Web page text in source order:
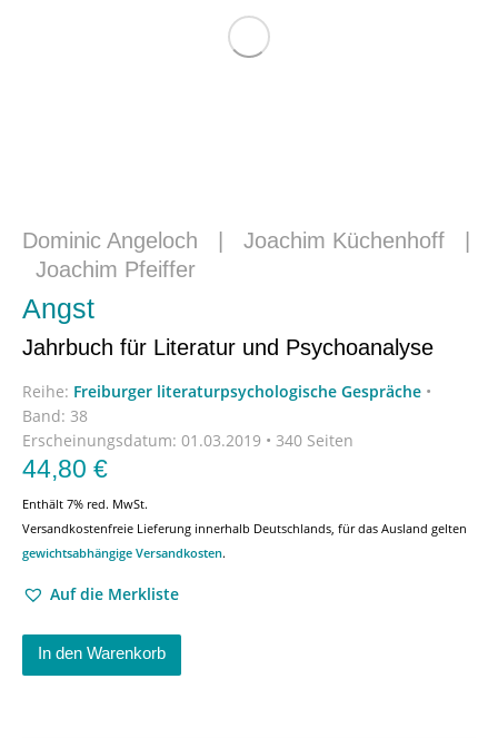
Dominic Angeloch Joachim Küchenhoff
Joachim Pfeiffer
Angst
Jahrbuch für Literatur und Psychoanalyse
Reihe: Freiburger literaturpsychologische Gespräche •
Band: 38
Erscheinungsdatum: 01.03.2019 • 340 Seiten
44,80 €
Enthält 7% red. MwSt.
Versandkostenfreie Lieferung innerhalb Deutschlands, für das Ausland gelten
gewichtsabhängige Versandkosten.
Auf die Merkliste
In den Warenkorb